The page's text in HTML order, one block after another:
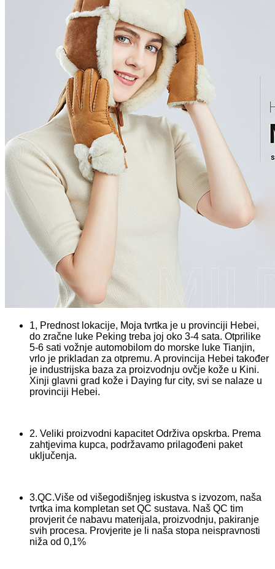
1, Prednost lokacije, Moja tvrtka je u provinciji Hebei,
do zračne luke Peking treba joj oko 3-4 sata. Otprilike
5-6 sati vožnje automobilom do morske luke Tianjin,
vrlo je prikladan za otpremu. A provincija Hebei također
je industrijska baza za proizvodnju ovčje kože u Kini.
Xinji glavni grad kože i Daying fur city, svi se nalaze u
provinciji Hebei.
2. Veliki proizvodni kapacitet Održiva opskrba. Prema
zahtjevima kupca, podržavamo prilagođeni paket
uključenja.
3.QC.Više od višegodišnjeg iskustva s izvozom, naša
tvrtka ima kompletan set QC sustava. Naš QC tim
provjerit će nabavu materijala, proizvodnju, pakiranje
svih procesa. Provjerite je li naša stopa neispravnosti
niža od 0,1%